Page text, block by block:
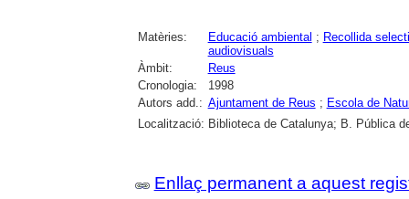
Matèries: Educació ambiental ; Recollida
audiovisuals
Àmbit:
Reus
Cronologia:
1998
Autors add.: Ajuntament de Reus ; Escola de
Localització: Biblioteca de Catalunya; B. Pública
Enllaç permanent a aquest